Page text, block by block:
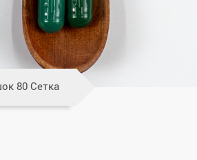
80 Сетка